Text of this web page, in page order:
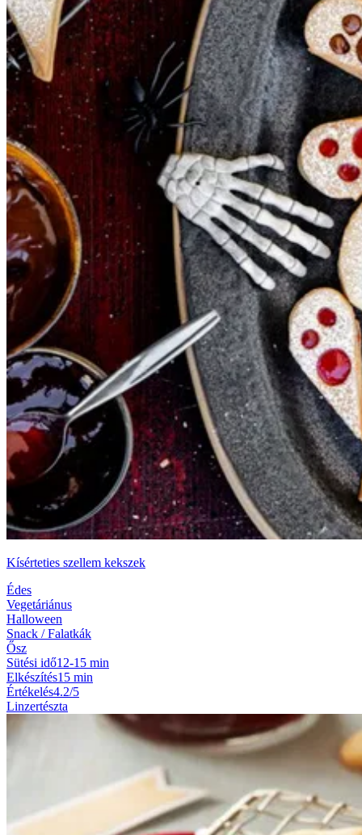
Kísérteties szellem kekszek
Édes
Vegetáriánus
Halloween
Snack / Falatkák
Ősz
Sütési idő12-15 min
Elkészítés15 min
Értékelés4.2/5
Linzertészta